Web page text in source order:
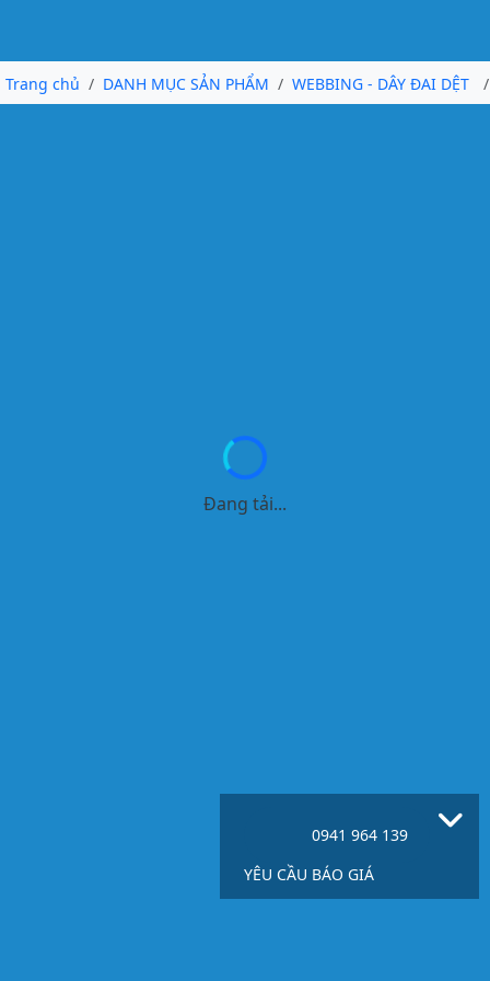
Trang chủ DANH MỤC SẢN PHẨM WEBBING - DÂY ĐAI DỆT
Đang tải...
0941 964 139
YÊU CẦU BÁO GIÁ